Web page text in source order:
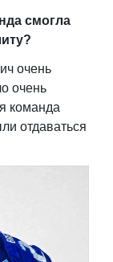
смогла
очень
очень
команда
отдаваться